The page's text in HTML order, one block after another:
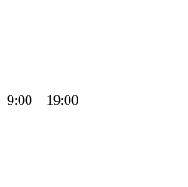
9:00 – 19:00